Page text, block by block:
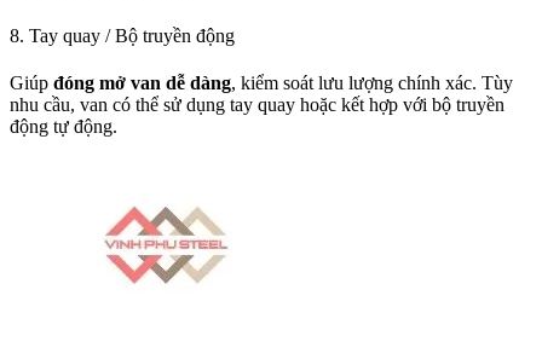
8. Tay quay / Bộ truyền động
Giúp đóng mở van dễ dàng, kiểm soát lưu lượng chính xác. Tùy
nhu cầu, van có thể sử dụng tay quay hoặc kết hợp với bộ truyền
động tự động.